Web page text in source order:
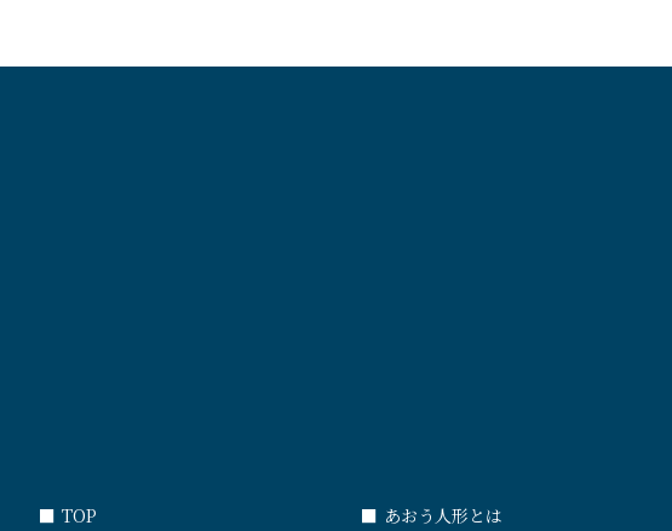
■ TOP ■ あおう人形とは